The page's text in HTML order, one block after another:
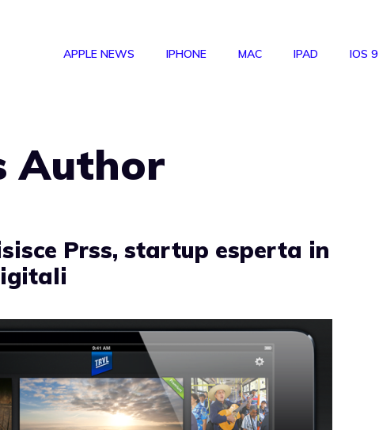
APPLE NEWS IPHONE MAC IPAD IOS 9
Author
Prss, startup esperta in